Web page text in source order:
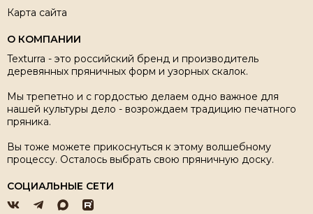
Карта сайта
О КОМПАНИИ
Texturra - это российский бренд и производитель
деревянных пряничных форм и узорных скалок.
Мы трепетно и с гордостью делаем одно важное для
нашей культуры дело - возрождаем традицию печатного
пряника.
Вы тоже можете прикоснуться к этому волшебному
процессу. Осталось выбрать свою пряничную доску.
СОЦИАЛЬНЫЕ СЕТИ